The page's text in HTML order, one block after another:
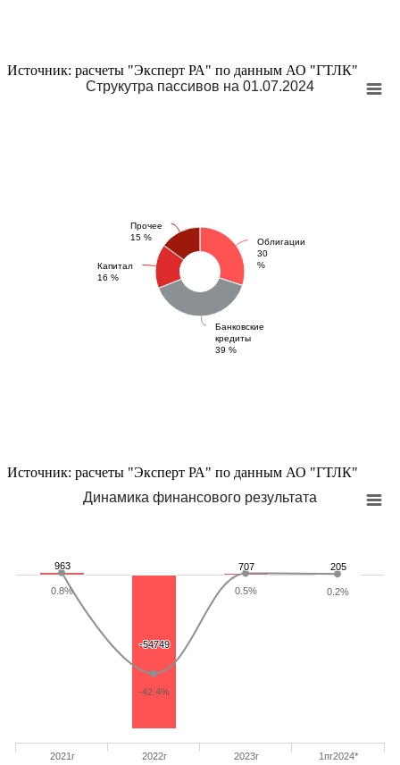
Источник: расчеты "Эксперт РА" по данным АО "ГТЛК"
Струкутра пассивов на 01.07.2024
Облигации
30
%
Банковские
кредиты
39 %
Капитал
16 %
Прочее
15 %
Источник: расчеты "Эксперт РА" по данным АО "ГТЛК"
Динамика финансового результата
963
963
-54749
-54749
707
707 205
205
0.8%
-42.4%
0.5% 0.2%
2021г 2022г 2023г 1пг2024*